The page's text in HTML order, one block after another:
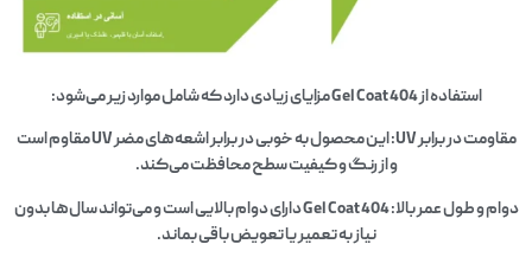
استفاده از Gel Coat 404 مزایای زیادی دارد که شامل موارد زیر می‌شود:
مقاومت در برابر UV: این محصول به خوبی در برابر اشعه‌های مضر UV مقاوم است
و از رنگ و کیفیت سطح محافظت می‌کند.
دوام و طول عمر بالا: Gel Coat 404 دارای دوام بالایی است و می‌تواند سال‌ها بدون
نیاز به تعمیر یا تعویض باقی بماند.